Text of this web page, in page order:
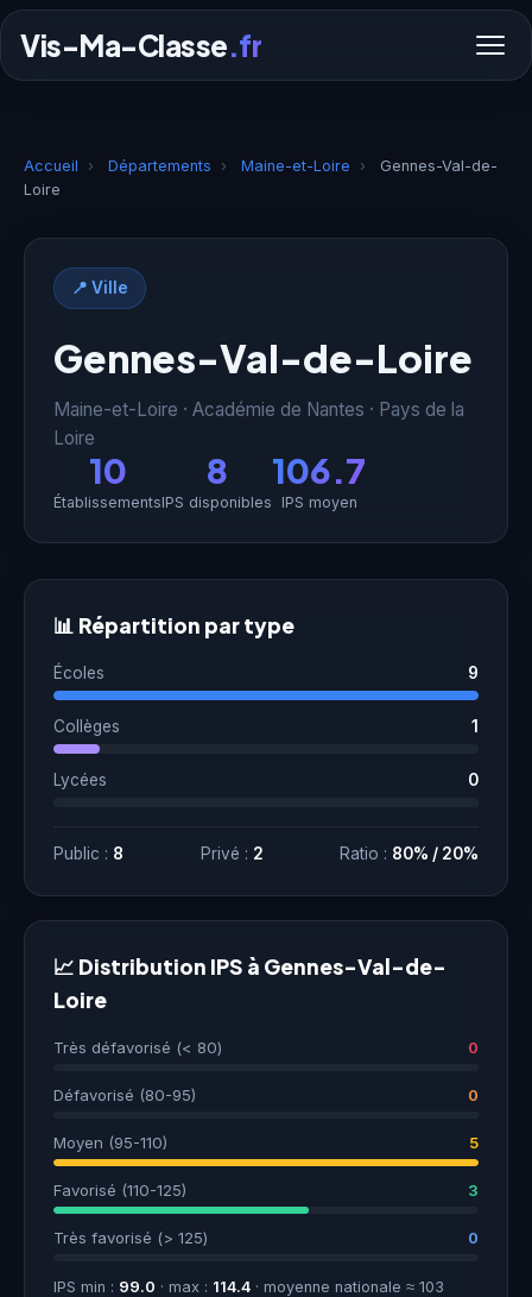
Vis-Ma-Classe.fr
Accueil › Départements › Maine-et-Loire ›
Gennes-Val-de-
Loire
📍 Ville
Gennes-Val-de-Loire
Maine-et-Loire · Académie de Nantes · Pays de la
Loire
10
Établissements
8
IPS disponibles
106.7
IPS moyen
📊 Répartition par type
Écoles 9
Collèges 1
Lycées 0
Public : 8 Privé : 2 Ratio : 80% / 20%
📈 Distribution IPS à Gennes-Val-de-
Loire
Très défavorisé (< 80) 0
Défavorisé (80-95) 0
Moyen (95-110) 5
Favorisé (110-125) 3
Très favorisé (> 125) 0
IPS min : 99.0 · max : 114.4 · moyenne nationale ≈ 103